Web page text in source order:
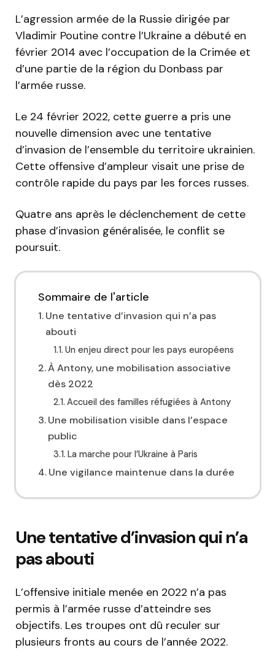
L’agression armée de la Russie dirigée par
Vladimir Poutine contre l’Ukraine a débuté en
février 2014 avec l’occupation de la Crimée et
d’une partie de la région du Donbass par
l’armée russe.
Le 24 février 2022, cette guerre a pris une
nouvelle dimension avec une tentative
d’invasion de l’ensemble du territoire ukrainien.
Cette offensive d’ampleur visait une prise de
contrôle rapide du pays par les forces russes.
Quatre ans après le déclenchement de cette
phase d’invasion généralisée, le conflit se
poursuit.
Sommaire de l'article
Une tentative d’invasion qui n’a pas
abouti
Un enjeu direct pour les pays européens
À Antony, une mobilisation associative
dès 2022
Accueil des familles réfugiées à Antony
Une mobilisation visible dans l’espace
public
La marche pour l’Ukraine à Paris
Une vigilance maintenue dans la durée
Une tentative d’invasion qui n’a
pas abouti
L’offensive initiale menée en 2022 n’a pas
permis à l’armée russe d’atteindre ses
objectifs. Les troupes ont dû reculer sur
plusieurs fronts au cours de l’année 2022.